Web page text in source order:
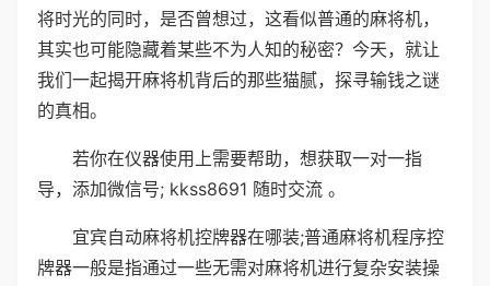
将时光的同时，是否曾想过，这看似普通的麻将机，
其实也可能隐藏着某些不为人知的秘密？今天，就让
我们一起揭开麻将机背后的那些猫腻，探寻输钱之谜
的真相。
若你在仪器使用上需要帮助，想获取一对一指
导，添加微信号; kkss8691 随时交流 。
宜宾自动麻将机控牌器在哪装;普通麻将机程序控
牌器一般是指通过一些无需对麻将机进行复杂安装操